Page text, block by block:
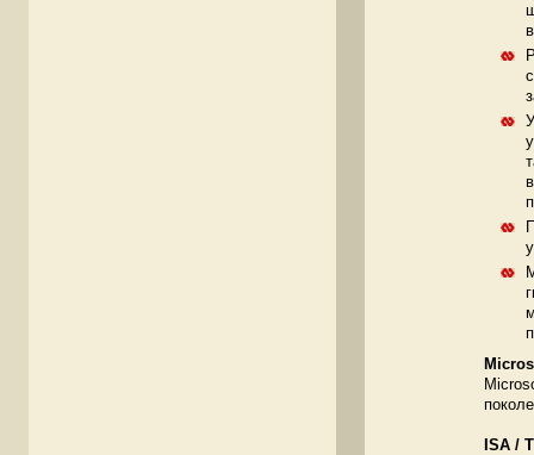
ISA /